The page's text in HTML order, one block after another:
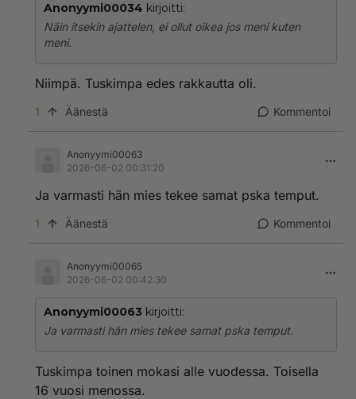
Anonyymi00034 kirjoitti:
Näin itsekin ajattelen, ei ollut oikea jos meni kuten
meni.
Niimpä. Tuskimpa edes rakkautta oli.
1 Äänestä Kommentoi
Anonyymi00063
2026-06-02 00:31:20
Ja varmasti hän mies tekee samat pska temput.
1 Äänestä Kommentoi
Anonyymi00065
2026-06-02 00:42:30
Anonyymi00063 kirjoitti:
Ja varmasti hän mies tekee samat pska temput.
Tuskimpa toinen mokasi alle vuodessa. Toisella
16 vuosi menossa.